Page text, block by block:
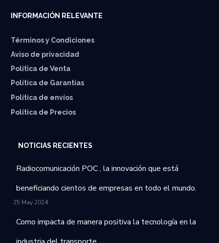
INFORMACIÓN RELEVANTE
Términos y Condiciones
Aviso de privacidad
Política de Venta
Política de Garantías
⁠Política de envíos
Política de Precios
NOTICIAS RECIENTES
Radiocomunicación POC , la innovación que está
beneficiando cientos de empresas en todo el mundo.
25 May 2024
Como impacta de manera positiva la tecnología en la